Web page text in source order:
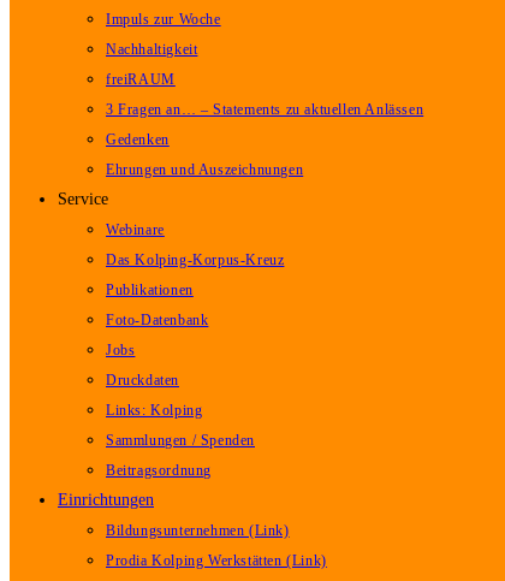
Impuls zur Woche
Nachhaltigkeit
freiRAUM
3 Fragen an… – Statements zu aktuellen Anlässen
Gedenken
Ehrungen und Auszeichnungen
Service
Webinare
Das Kolping-Korpus-Kreuz
Publikationen
Foto-Datenbank
Jobs
Druckdaten
Links: Kolping
Sammlungen / Spenden
Beitragsordnung
Einrichtungen
Bildungsunternehmen (Link)
Prodia Kolping Werkstätten (Link)